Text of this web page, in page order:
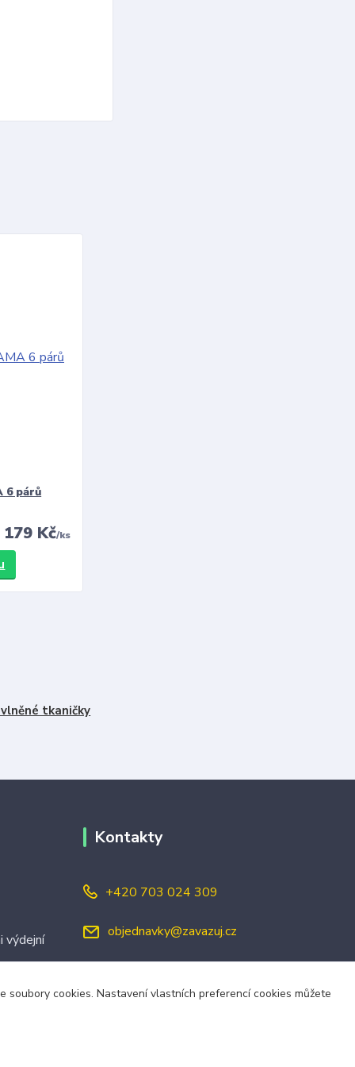
6 párů
179 Kč/ks
tkaničky
výdejní
Kontakty
+420 703 024 309
objednavky@zavazuj.cz
cookies. Nastavení vlastních preferencí cookies můžete